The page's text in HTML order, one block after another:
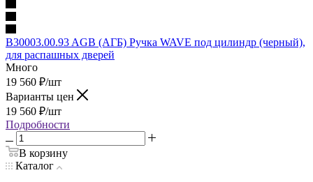
B30003.00.93 AGB (АГБ) Ручка WAVE под цилиндр (черный),
для распашных дверей
Много
19 560 ₽/шт
Варианты цен
19 560 ₽/шт
Подробности
В корзину
Каталог